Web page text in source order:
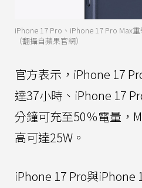
iPhone 17 Pro、iPhone 17 Pro Max
（翻攝自蘋果官網）
官方表示，iPhone 17
達37小時、iPhone 17
分鐘可充至50％電量，
高可達25W。
iPhone 17 Pro與iPhone